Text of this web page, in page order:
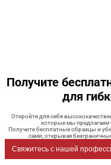
Получите
для
Откройте для себя
которые мы предлагаем
Получите бесплатные образцы и
сами, открывая
Свяжитесь с нашей